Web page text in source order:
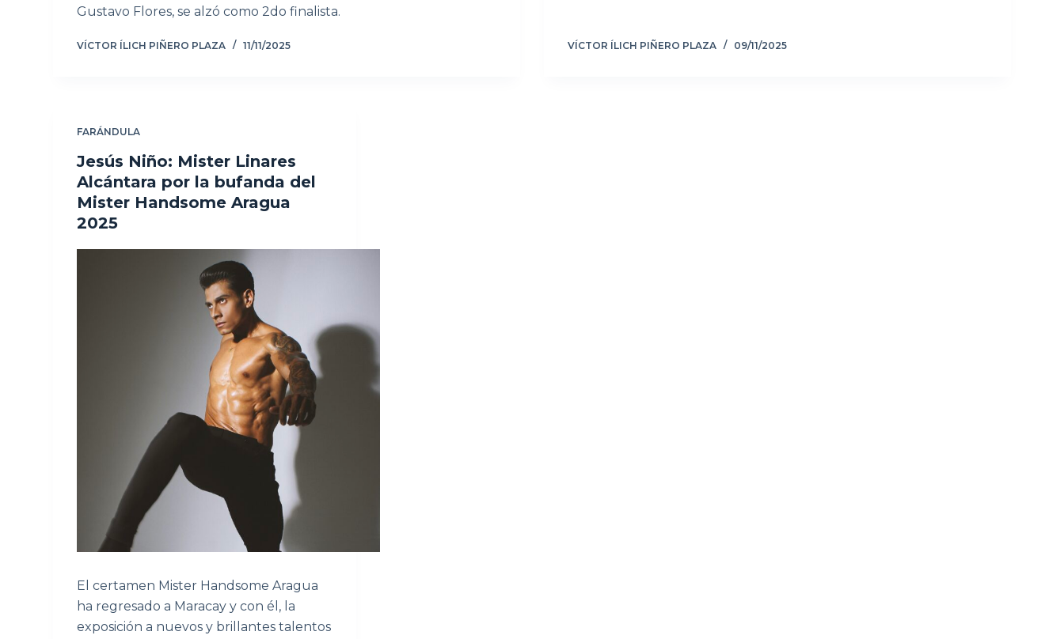
Gustavo Flores, se alzó como 2do finalista.
VÍCTOR ÍLICH PIÑERO PLAZA 11/11/2025 VÍCTOR ÍLICH PIÑERO PLAZA 09/11/2025
FARÁNDULA
Jesús Niño: Mister Linares
Alcántara por la bufanda del
Mister Handsome Aragua
2025
El certamen Mister Handsome Aragua
ha regresado a Maracay y con él, la
exposición a nuevos y brillantes talentos